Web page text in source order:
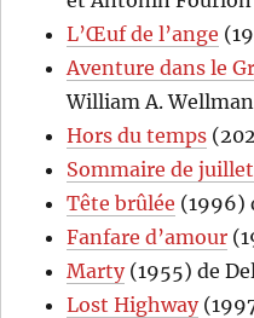
L’Œuf de l’ange
Aventure dans le
William A. Wellman
Hors du temps
Sommaire de
Tête brûlée (1996)
Fanfare d’amour
Marty(1955) de
Lost Highway